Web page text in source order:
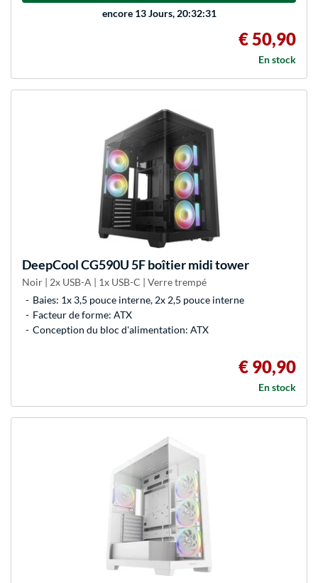
encore 13 Jours, 20:32:31
€ 50,90
En stock
DeepCoolCG590U 5F boîtier midi tower
Noir | 2x USB-A | 1x USB-C | Verre trempé
Baies: 1x 3,5 pouce interne, 2x 2,5 pouce interne
Facteur de forme: ATX
Conception du bloc d'alimentation: ATX
€ 90,90
En stock